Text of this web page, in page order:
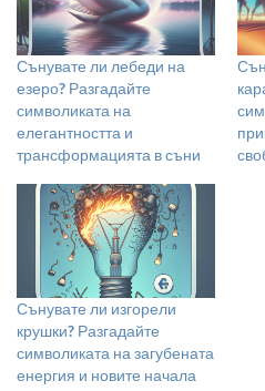
Сънувате ли лебеди на
езеро? Разгадайте
символиката на
елегантността и
трансформацията в съни
Сънувате ли изгорели
крушки? Разгадайте
символиката на загубената
енергия и новите начала